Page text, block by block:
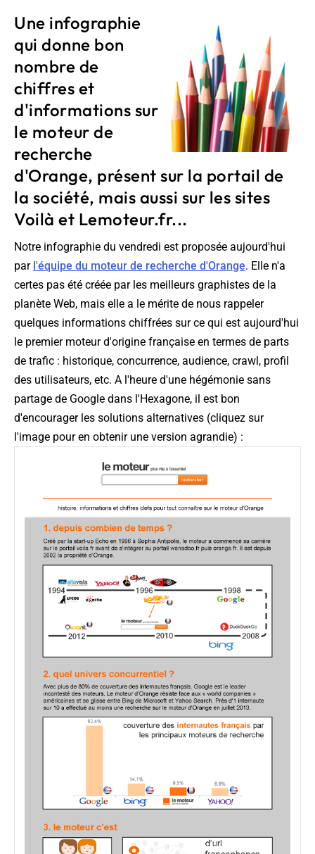
Une infographie
qui donne bon
nombre de
chiffres et
d'informations sur
le moteur de
recherche
d'Orange, présent sur la portail de
la société, mais aussi sur les sites
Voilà et Lemoteur.fr...
Notre infographie du vendredi est proposée aujourd'hui
par l'équipe du moteur de recherche d'Orange. Elle n'a
certes pas été créée par les meilleurs graphistes de la
planète Web, mais elle a le mérite de nous rappeler
quelques informations chiffrées sur ce qui est aujourd'hui
le premier moteur d'origine française en termes de parts
de trafic : historique, concurrence, audience, crawl, profil
des utilisateurs, etc. A l'heure d'une hégémonie sans
partage de Google dans l'Hexagone, il est bon
d'encourager les solutions alternatives (cliquez sur
l'image pour en obtenir une version agrandie) :